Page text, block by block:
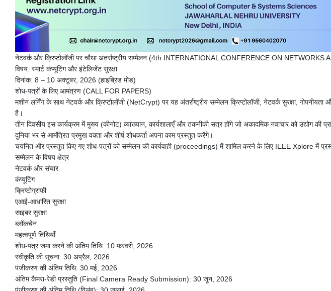
नेटवर्क और क्रिप्टोलॉजी पर चौथा अंतर्राष्ट्रीय सम्मेलन (4th INTERNATIONAL CONFERENCE ON
विषय: स्मार्ट कंप्यूटिंग और इंटेलिजेंट सुरक्षा
दिनांक: 8 – 10 अक्टूबर, 2026 (हाइब्रिड मोड)
शोध-पत्रों के लिए आमंत्रण (CALL FOR PAPERS)
मशीन लर्निंग के साथ नेटवर्क और क्रिप्टोलॉजी (NetCrypt) पर यह अंतर्राष्ट्रीय सम्मेलन क्रिप्टोलॉजी, नेटवर्क सुरक्षा,
है।
तीन दिवसीय इस कार्यक्रम में मुख्य (कीनोट) व्याख्यान, कार्यशालाएँ और तकनीकी सत्र होंगे जो अकादमिक नवाचार को उद्योग की
दुनिया भर से आमंत्रित प्रमुख वक्ता और शीर्ष शोधकर्ता अपना काम प्रस्तुत करेंगे।
चयनित और प्रस्तुत किए गए शोध-पत्रों को सम्मेलन की कार्यवाही (proceedings) में शामिल करने के लिए IEEE Xplore में
सम्मेलन के विषय क्षेत्र
नेटवर्क और संचार
कंप्यूटिंग
क्रिप्टोग्राफी
एआई-आधारित सुरक्षा
साइबर सुरक्षा
ब्लॉकचेन
महत्वपूर्ण तिथियाँ
शोध-पत्र जमा करने की अंतिम तिथि: 10 फरवरी, 2026
स्वीकृति की सूचना: 30 अप्रैल, 2026
पंजीकरण की अंतिम तिथि: 30 मई, 2026
अंतिम कैमरा-रेडी प्रस्तुति (Final Camera Ready Submission): 30 जून, 2026